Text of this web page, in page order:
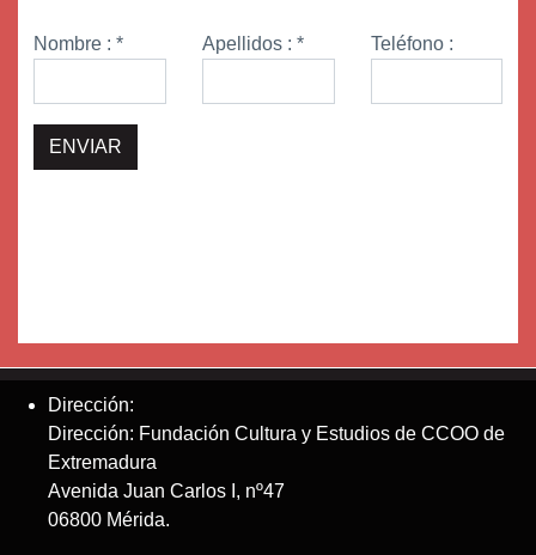
Nombre : * Apellidos : * Teléfono :
Dirección:
Dirección: Fundación Cultura y Estudios de CCOO de
Extremadura
Avenida Juan Carlos I, nº47
06800 Mérida.